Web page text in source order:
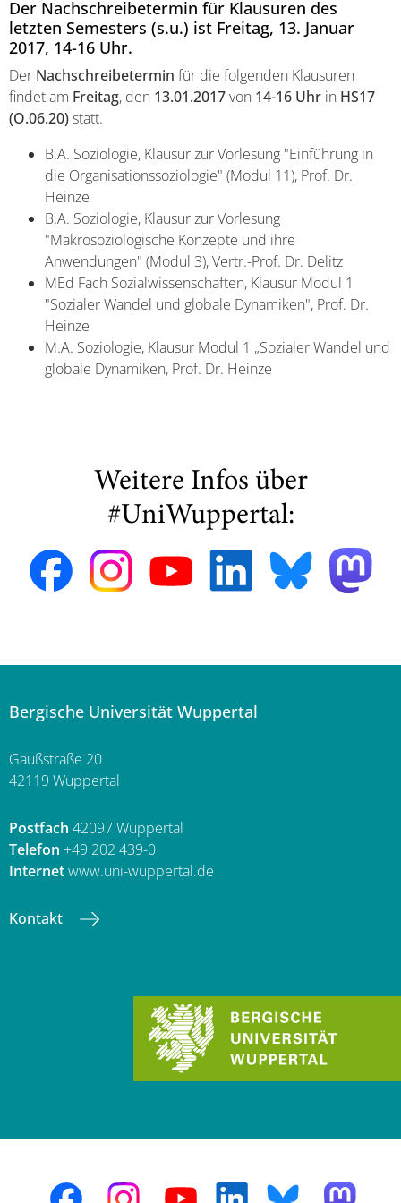
Der Nachschreibetermin für Klausuren des
letzten Semesters (s.u.) ist Freitag, 13. Januar
2017, 14-16 Uhr.
Der Nachschreibetermin für die folgenden Klausuren
findet am Freitag, den 13.01.2017von 14-16 Uhr in HS17
(O.06.20)statt.
B.A. Soziologie, Klausur zur Vorlesung "Einführung in
die Organisationssoziologie" (Modul 11), Prof. Dr.
Heinze
B.A. Soziologie, Klausur zur Vorlesung
"Makrosoziologische Konzepte und ihre
Anwendungen" (Modul 3), Vertr.-Prof. Dr. Delitz
MEd Fach Sozialwissenschaften, Klausur Modul 1
"Sozialer Wandel und globale Dynamiken", Prof. Dr.
Heinze
M.A. Soziologie, Klausur Modul 1 „Sozialer Wandel und
globale Dynamiken, Prof. Dr. Heinze
Weitere Infos über
#UniWuppertal:
Bergische Universität Wuppertal
Gaußstraße 20
42119 Wuppertal
Postfach 42097 Wuppertal
Telefon +49 202 439-0
Internetwww.uni-wuppertal.de
Kontakt